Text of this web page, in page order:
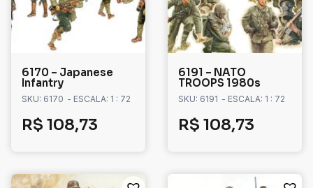
6170 – Japanese
Infantry
SKU: 6170 - ESCALA: 1 : 72
R$ 108,73
6191 – NATO
TROOPS 1980s
SKU: 6191 - ESCALA: 1 : 72
R$ 108,73